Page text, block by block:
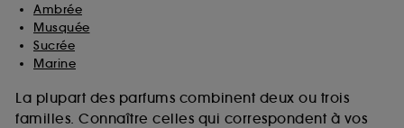
Ambrée
Musquée
Sucrée
Marine
La plupart des parfums combinent deux ou trois
familles. Connaître celles qui correspondent à vos